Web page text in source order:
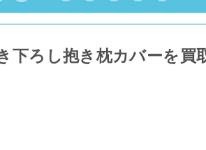
下ろし抱き枕カバーを買